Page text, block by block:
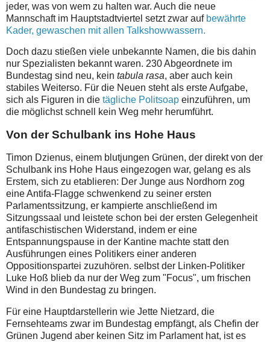
jeder, was von wem zu halten war. Auch die neue
Mannschaft im Hauptstadtviertel setzt zwar aufbewährte
Kader, gewaschen mit allen Talkshowwassern.
Doch dazu stießen viele unbekannte Namen, die bis dahin
nur Spezialisten bekannt waren. 230 Abgeordnete im
Bundestag sind neu, kein tabula rasa, aber auch kein
stabiles Weiterso. Für die Neuen steht als erste Aufgabe,
sich als Figuren in die tägliche Politsoap einzuführen, um
die möglichst schnell kein Weg mehr herumführt.
Von der Schulbank ins Hohe Haus
Timon Dzienus, einem blutjungen Grünen, der direkt von der
Schulbank ins Hohe Haus eingezogen war, gelang es als
Erstem, sich zu etablieren: Der Junge aus Nordhorn zog
eine Antifa-Flagge schwenkend zu seiner ersten
Parlamentssitzung, er kampierte anschließend im
Sitzungssaal und leistete schon bei der ersten Gelegenheit
antifaschistischen Widerstand, indem er eine
Entspannungspause in der Kantine machte statt den
Ausführungen eines Politikers einer anderen
Oppositionspartei zuzuhören. selbst der Linken-Politiker
Luke Hoß blieb da nur der Weg zum "Focus", um frischen
Wind in den Bundestag zu bringen.
Für eine Hauptdarstellerin wie Jette Nietzard, die
Fernsehteams zwar im Bundestag empfängt, als Chefin der
Grünen Jugend aber keinen Sitz im Parlament hat, ist es